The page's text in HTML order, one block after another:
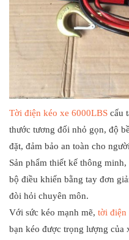
Tời điện kéo xe 6000LBS cấu
thước tương đối nhỏ gọn, độ
đặt, đảm bảo an toàn cho
Sản phẩm thiết kế thông
bộ điều khiển bằng tay đơn
đòi hỏi chuyên môn.
Với sức kéo mạnh mẽ, tời điện
bạn kéo được trọng lượng của